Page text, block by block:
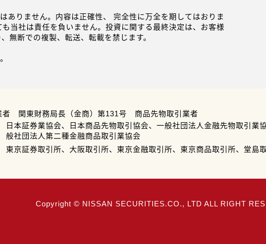
ありません。内容は正確性、 完全性に万全を期してはおりま
当社は責任を負いません。投資に関する最終決定は、お客様
無断での複製、転送、転載を禁じます。
者 関東財務局長（金商）第131号 商品先物取引業者
日本証券業協会、日本商品先物取引協会、一般社団法人金融先物取引業
般社団法人第二種金融商品取引業協会
東京証券取引所、大阪取引所、東京金融取引所、東京商品取引所、堂島
Copyright © NISSAN SECURITIES.CO., LTD ALL RIGHT